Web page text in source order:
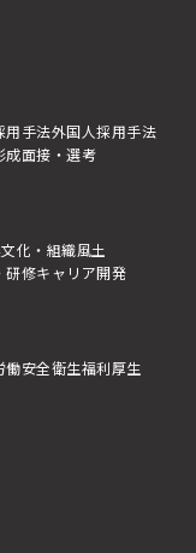
用手法外国人採用手法
成面接・選考
化・組織風土
研修キャリア開発
働安全衛生福利厚生